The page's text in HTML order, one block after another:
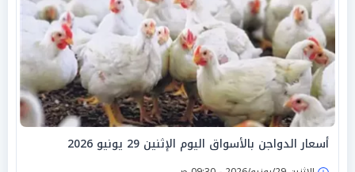
أسعار الدواجن بالأسواق اليوم الإثنين 29 يونيو 2026